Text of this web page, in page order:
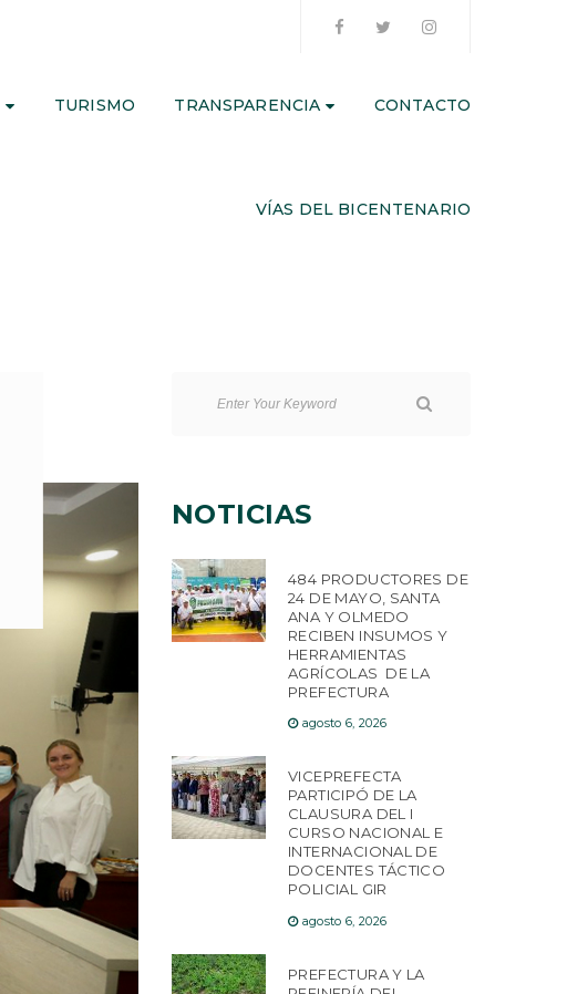
TURISMO TRANSPARENCIA CONTACTO
VÍAS DEL BICENTENARIO
NOTICIAS
484 PRODUCTORES DE
24 DE MAYO, SANTA
ANA Y OLMEDO
RECIBEN INSUMOS Y
HERRAMIENTAS
AGRÍCOLAS DE LA
PREFECTURA
agosto 6, 2026
VICEPREFECTA
PARTICIPÓ DE LA
CLAUSURA DEL I
CURSO NACIONAL E
INTERNACIONAL DE
DOCENTES TÁCTICO
POLICIAL GIR
agosto 6, 2026
PREFECTURA Y LA